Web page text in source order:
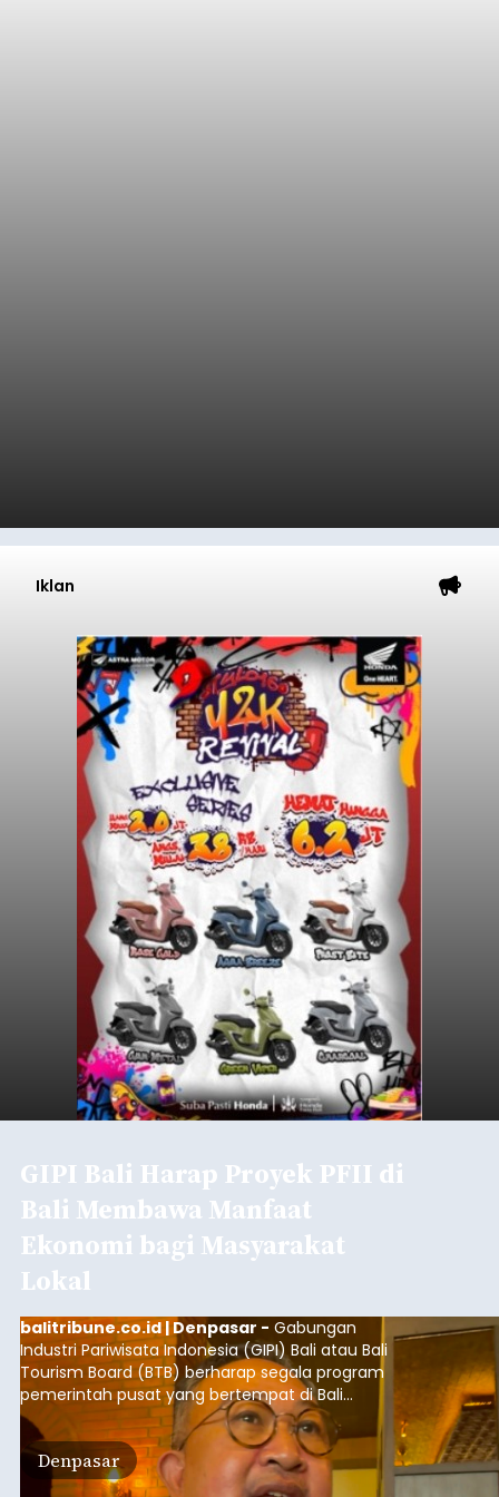
Iklan
GIPI Bali Harap Proyek PFII di
Bali Membawa Manfaat
Ekonomi bagi Masyarakat
Lokal
balitribune.co.id | Denpasar - Gabungan
Industri Pariwisata Indonesia (GIPI) Bali atau Bali
Tourism Board (BTB) berharap segala program
pemerintah pusat yang bertempat di Bali
membawa dampak positif bagi masyarakat lokal.
"Program pemerintah ini (Bali sebagai Pusat
Finansial Internasional Indonesia/PFII) harus
berguna buat masyarakat jangan sampai kita
Denpasar